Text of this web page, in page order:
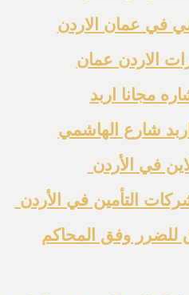
في عمان الاردن
الاردن عمان
مجانا اربد
شارع الهاشمي
في الأردن
التأمين في الأردن
وفق المحاكم